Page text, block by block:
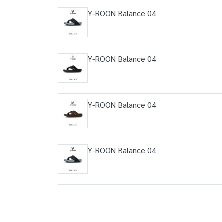
Y-ROON Balance 04
Y-ROON Balance 04
Y-ROON Balance 04
Y-ROON Balance 04